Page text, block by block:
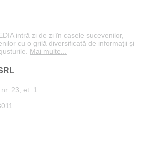
intră zi de zi în casele sucevenilor,
cu o grilă diversificată de informații și
Mai multe...
23, et. 1